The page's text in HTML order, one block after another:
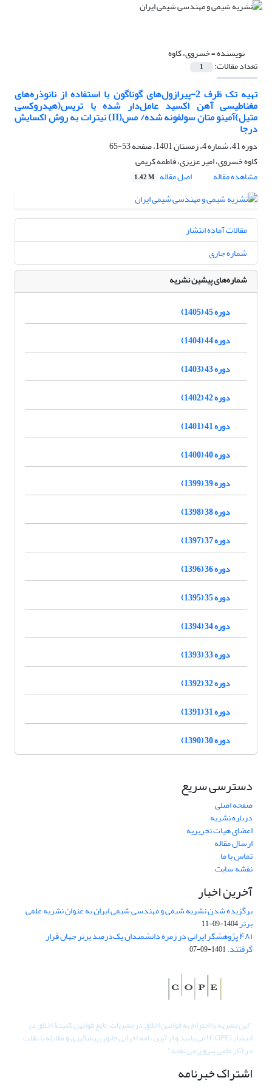
نویسنده =خسروی، کاوه
تعداد مقالات: 1
تهیه تک ظرف 2-پیرازول‌های گوناگون با استفاده از نانوذره‌های
مغناطیسی آهن اکسید عامل‌دار شده با تریس(هیدروکسی
متیل)آمینو متان سولفونه شده/ مس(II) نیترات به روش اکسایش
درجا
دوره 41، شماره 4، زمستان 1401، صفحه
53-65
کاوه خسروی، امیر عزیزی، فاطمه کریمی
مشاهده مقاله
اصل مقاله 1.42 M
مقالات آماده انتشار
شماره جاری
شماره‌های پیشین نشریه
دوره 45 (1405)
دوره 44 (1404)
دوره 43 (1403)
دوره 42 (1402)
دوره 41 (1401)
دوره 40 (1400)
دوره 39 (1399)
دوره 38 (1398)
دوره 37 (1397)
دوره 36 (1396)
دوره 35 (1395)
دوره 34 (1394)
دوره 33 (1393)
دوره 32 (1392)
دوره 31 (1391)
دوره 30 (1390)
دسترسی سریع
صفحه اصلی
درباره نشریه
اعضای هیات تحریریه
ارسال مقاله
تماس با ما
نقشه سایت
آخرین اخبار
برگزیده شدن نشریه شیمی و مهندسی شیمی ایران به عنوان نشریه علمی
برتر1404-09-11
۴۸۱ پژوهشگر ایرانی در زمره دانشمندان یک‌درصد برتر جهان قرار
گرفتند.1401-09-07
"این نشریه با احترام به قوانین اخلاق در نشریات، تابع قوانین کمیتۀ اخلاق در
انتشار (COPE) می باشد و از آیین نامه اجرایی قانون پیشگیری و مقابله با تقلب
در آثار علمی پیروی می نماید".
اشتراک خبرنامه